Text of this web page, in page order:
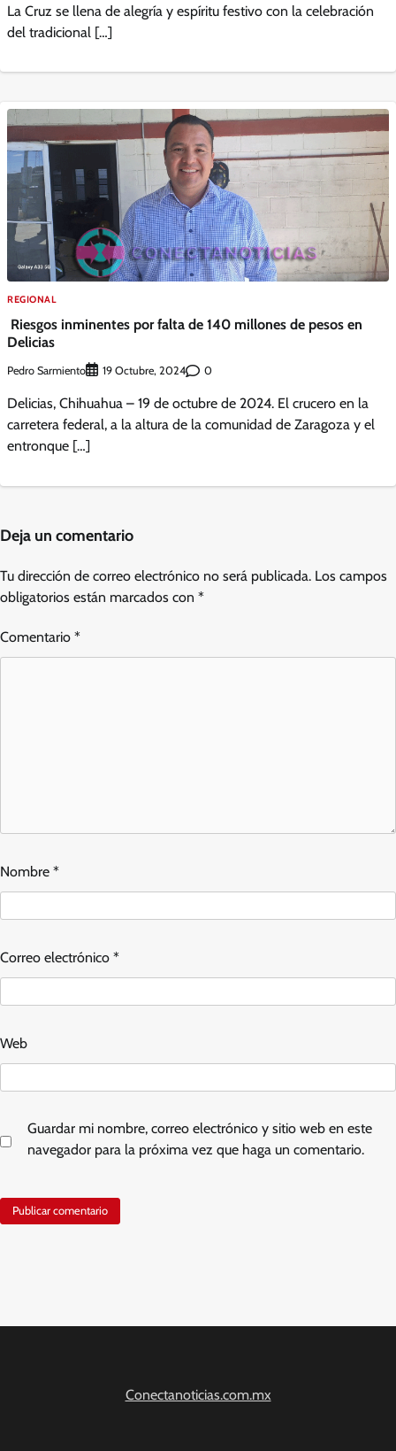
La Cruz se llena de alegría y espíritu festivo con la celebración
del tradicional […]
REGIONAL
Riesgos inminentes por falta de 140 millones de pesos en
Delicias
Pedro Sarmiento 19 Octubre, 2024 0
Delicias, Chihuahua – 19 de octubre de 2024. El crucero en la
carretera federal, a la altura de la comunidad de Zaragoza y el
entronque […]
Deja un comentario
Tu dirección de correo electrónico no será publicada. Los campos
obligatorios están marcados con *
Comentario *
Nombre *
Correo electrónico *
Web
Guardar mi nombre, correo electrónico y sitio web en este
navegador para la próxima vez que haga un comentario.
Conectanoticias.com.mx